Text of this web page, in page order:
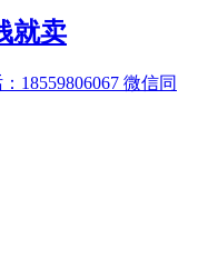
就卖
18559806067 微信同